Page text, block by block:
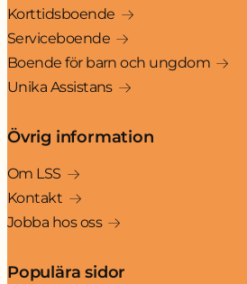
Korttidsboende
Serviceboende
Boende för barn och ungdom
Unika Assistans
Övrig information
Om LSS
Kontakt
Jobba hos oss
Populära sidor